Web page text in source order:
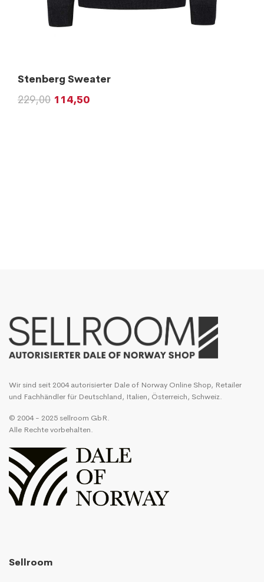
Stenberg Sweater
229,00 114,50
Wir sind seit 2004 autorisierter Dale of Norway Online Shop, Retailer
und Fachhändler für Deutschland, Italien, Österreich, Schweiz.
© 2004 - 2025 sellroom GbR.
Alle Rechte vorbehalten.
Sellroom